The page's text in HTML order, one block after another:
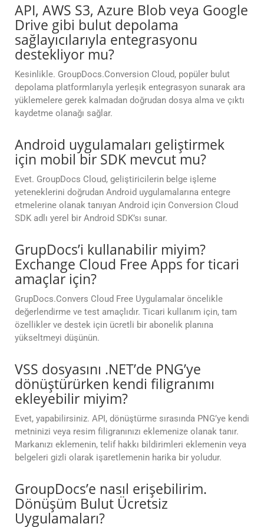
API, AWS S3, Azure Blob veya Google
Drive gibi bulut depolama
sağlayıcılarıyla entegrasyonu
destekliyor mu?
Kesinlikle. GroupDocs.Conversion Cloud, popüler bulut
depolama platformlarıyla yerleşik entegrasyon sunarak ara
yüklemelere gerek kalmadan doğrudan dosya alma ve çıktı
kaydetme olanağı sağlar.
Android uygulamaları geliştirmek
için mobil bir SDK mevcut mu?
Evet. GroupDocs Cloud, geliştiricilerin belge işleme
yeteneklerini doğrudan Android uygulamalarına entegre
etmelerine olanak tanıyan Android için Conversion Cloud
SDK adlı yerel bir Android SDK’sı sunar.
GrupDocs’i kullanabilir miyim?
Exchange Cloud Free Apps for ticari
amaçlar için?
GrupDocs.Convers Cloud Free Uygulamalar öncelikle
değerlendirme ve test amaçlıdır. Ticari kullanım için, tam
özellikler ve destek için ücretli bir abonelik planına
yükseltmeyi düşünün.
VSS dosyasını .NET’de PNG’ye
dönüştürürken kendi filigranımı
ekleyebilir miyim?
Evet, yapabilirsiniz. API, dönüştürme sırasında PNG’ye kendi
metninizi veya resim filigranınızı eklemenize olanak tanır.
Markanızı eklemenin, telif hakkı bildirimleri eklemenin veya
belgeleri gizli olarak işaretlemenin harika bir yoludur.
GroupDocs’e nasıl erişebilirim.
Dönüşüm Bulut Ücretsiz
Uygulamaları?